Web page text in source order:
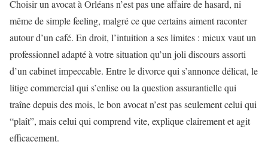
Choisir un avocat à Orléans n’est pas une affaire de hasard, ni
même de simple feeling, malgré ce que certains aiment raconter
autour d’un café. En droit, l’intuition a ses limites : mieux vaut un
professionnel adapté à votre situation qu’un joli discours assorti
d’un cabinet impeccable. Entre le divorce qui s’annonce délicat, le
litige commercial qui s’enlise ou la question assurantielle qui
traîne depuis des mois, le bon avocat n’est pas seulement celui qui
“plaît”, mais celui qui comprend vite, explique clairement et agit
efficacement.